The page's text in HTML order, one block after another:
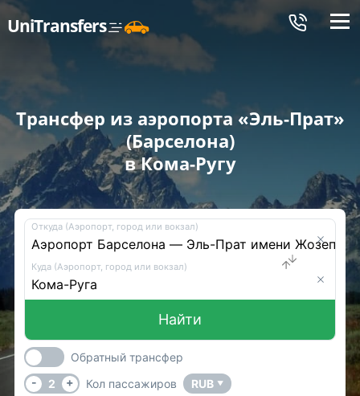
UniTransfers Меню
Трансфер из аэропорта «Эль-Прат»
(Барселона)
в Кома-Ругу
Откуда (Аэропорт, город или вокзал)
Куда (Аэропорт, город или вокзал)
Найти
Обратный трансфер
-
2 + Кол пассажиров RUB ▼